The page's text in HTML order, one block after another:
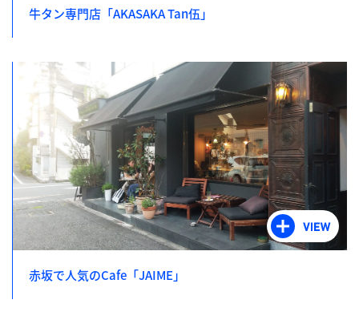
牛タン専門店「AKASAKA Tan伍」
赤坂で人気のCafe「JAIME」